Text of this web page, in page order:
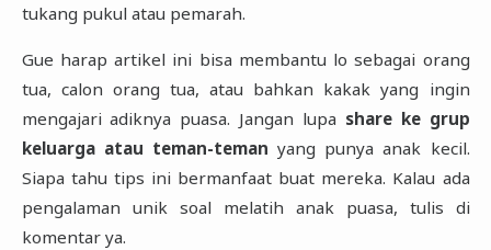
tukang pukul atau pemarah.
Gue harap artikel ini bisa membantu lo sebagai orang
tua, calon orang tua, atau bahkan kakak yang ingin
mengajari adiknya puasa. Jangan lupa share ke grup
keluarga atau teman-teman yang punya anak kecil.
Siapa tahu tips ini bermanfaat buat mereka. Kalau ada
pengalaman unik soal melatih anak puasa, tulis di
komentar ya.